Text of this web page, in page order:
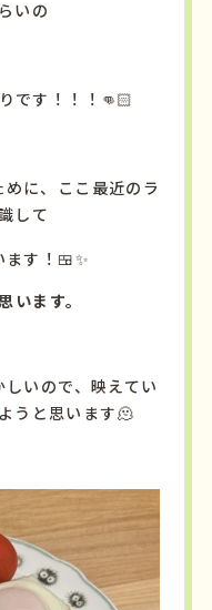
いの
です！！！👊🏻
に、ここ最近のラ
して
す！🍱✨
います。
いので、映えてい
うと思います🫠